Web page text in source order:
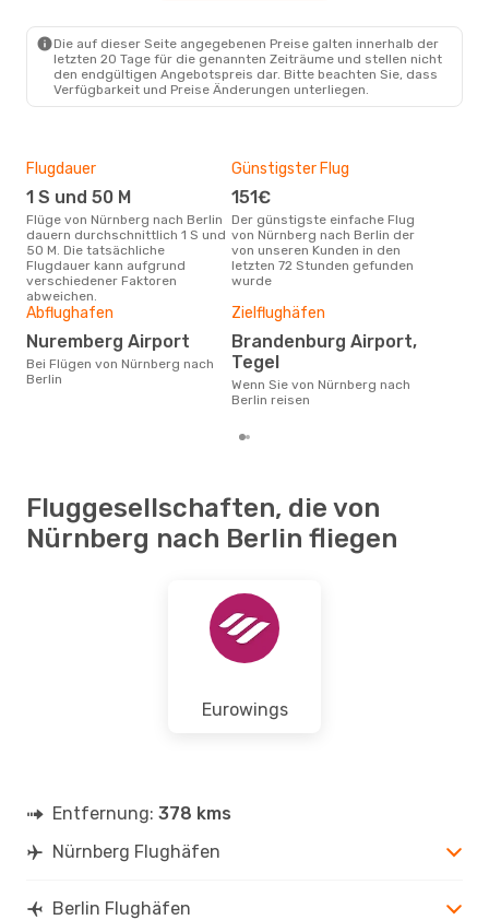
Die auf dieser Seite angegebenen Preise galten innerhalb der
letzten 20 Tage für die genannten Zeiträume und stellen nicht
den endgültigen Angebotspreis dar. Bitte beachten Sie, dass
Verfügbarkeit und Preise Änderungen unterliegen.
Flugdauer
1 S und 50 M
Flüge von Nürnberg nach Berlin
dauern durchschnittlich 1 S und
50 M. Die tatsächliche
Flugdauer kann aufgrund
verschiedener Faktoren
abweichen.
Günstigster Flug
151€
Der günstigste einfache Flug
von Nürnberg nach Berlin der
von unseren Kunden in den
letzten 72 Stunden gefunden
wurde
Abflughafen
Nuremberg Airport
Bei Flügen von Nürnberg nach
Berlin
Zielflughäfen
Brandenburg Airport,
Tegel
Wenn Sie von Nürnberg nach
Berlin reisen
Fluggesellschaften, die von
Nürnberg nach Berlin fliegen
Eurowings
Entfernung: 378 kms
Nürnberg Flughäfen
Berlin Flughäfen